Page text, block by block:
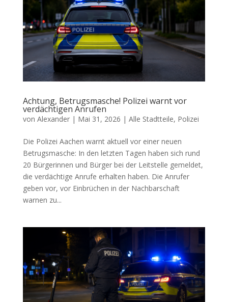
Achtung, Betrugsmasche! Polizei warnt vor
verdächtigen Anrufen
von Alexander| Mai 31, 2026 | Alle Stadtteile, Polizei
Die Polizei Aachen warnt aktuell vor einer neuen
Betrugsmasche: In den letzten Tagen haben sich rund
20 Bürgerinnen und Bürger bei der Leitstelle gemeldet,
die verdächtige Anrufe erhalten haben. Die Anrufer
geben vor, vor Einbrüchen in der Nachbarschaft
warnen zu...